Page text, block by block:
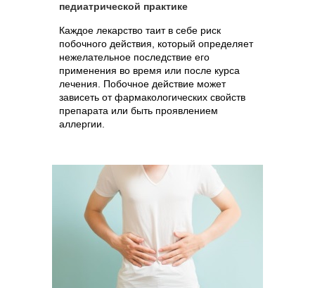
педиатрической практике
Каждое лекарство таит в себе риск
побочного действия, который определяет
нежелательное последствие его
применения во время или после курса
лечения. Побочное действие может
зависеть от фармакологических свойств
препарата или быть проявлением
аллергии.